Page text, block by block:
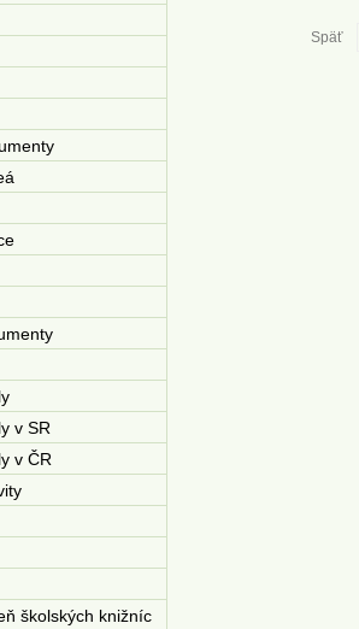
Späť
v SR
v ČR
školských knižníc